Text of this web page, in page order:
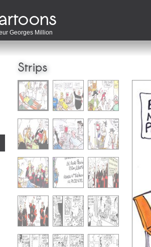
Georges Million
Strips